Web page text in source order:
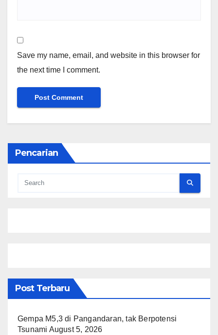
Save my name, email, and website in this browser for
the next time I comment.
Pencarian
Post Terbaru
Gempa M5,3 di Pangandaran, tak Berpotensi
Tsunami August 5, 2026